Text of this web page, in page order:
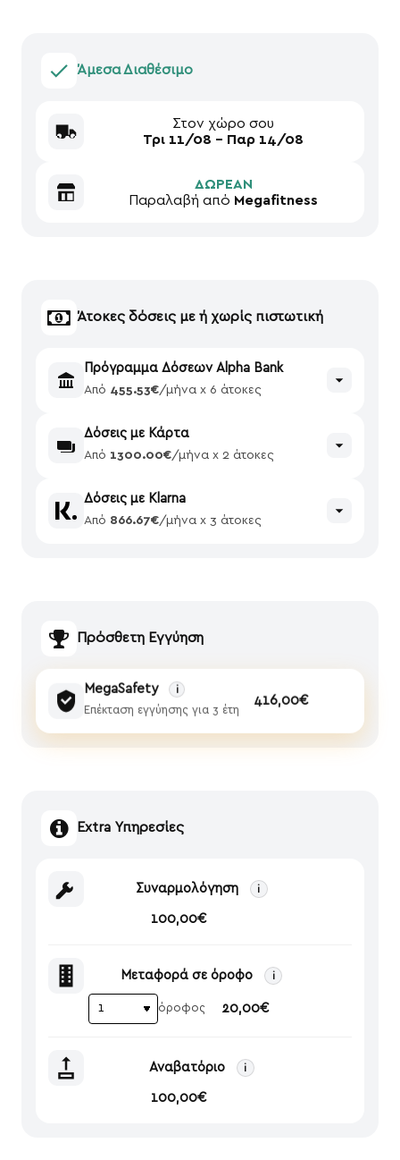
Άμεσα Διαθέσιμο
Στον χώρο σου
Τρι 11/08 - Παρ 14/08
ΔΩΡΕΑΝ
Παραλαβή από Megafitness
Άτοκες δόσεις με ή χωρίς πιστωτική
Πρόγραμμα Δόσεων Alpha Bank
Από 455.53€/μήνα x 6 άτοκες
Δόσεις με Κάρτα
Από 1300.00€/μήνα x 2 άτοκες
Δόσεις με Klarna
Από 866.67€/μήνα x 3 άτοκες
Πρόσθετη Εγγύηση
MegaSafety i
Επέκταση εγγύησης για 3 έτη
416,00€
Extra Υπηρεσίες
Συναρμολόγηση i
100,00€
Μεταφορά σε όροφο i
όροφος 20,00€
Αναβατόριο i
100,00€